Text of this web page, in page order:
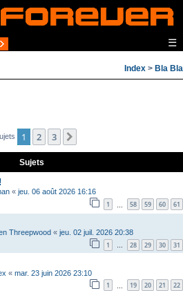
☰
Index > Bla Bla
1 2 3
Sujets
« jeu. 06 août 2026 16:16
1 58 59 60 61
Threepwood « jeu. 02 juil. 2026 20:38
1 … 28 29 30 31
« mar. 23 juin 2026 23:10
1 19 20 21 22